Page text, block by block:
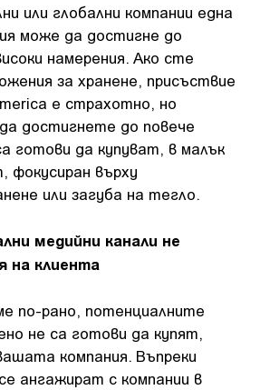
или глобални компании една
може да достигне до
намерения. Ако сте
за хранене, присъствие
е страхотно, но
достигнете до повече
готови да купуват, в малък
фокусиран върху
или загуба на тегло.
медийни канали не
на клиента
по-рано, потенциалните
не са готови да купят,
компания. Въпреки
ангажират с компании в